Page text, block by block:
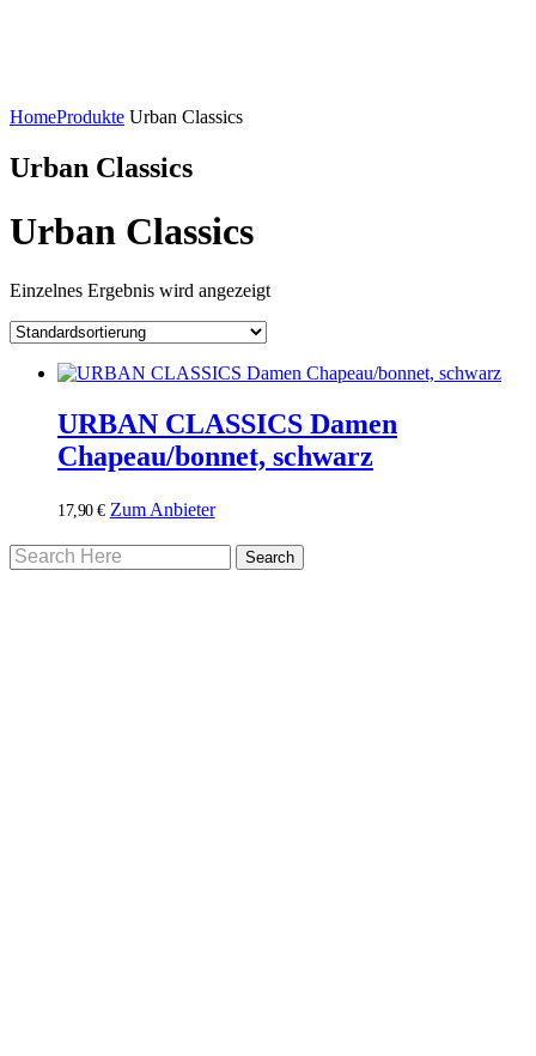
HomeProdukte Urban Classics
Urban Classics
Urban Classics
Einzelnes Ergebnis wird angezeigt
URBAN CLASSICS Damen
Chapeau/bonnet, schwarz
17,90€ Zum Anbieter